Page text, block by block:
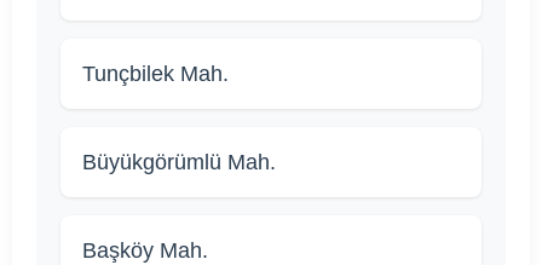
Tunçbilek Mah.
Büyükgörümlü Mah.
Başköy Mah.